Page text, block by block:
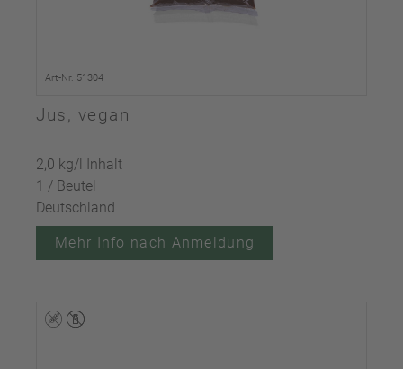
Art-Nr. 51304
Jus, vegan
2,0 kg/l Inhalt
1 / Beutel
Deutschland
Mehr Info nach Anmeldung